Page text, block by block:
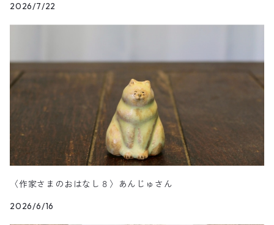
2026/7/22
〈作家さまのおはなし８〉あんじゅさん
2026/6/16